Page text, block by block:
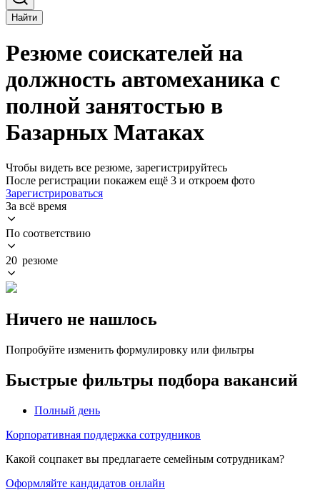
Найти
Резюме соискателей на
должность автомеханика с
полной занятостью в
Базарных Матаках
Чтобы видеть все резюме, зарегистрируйтесь
После регистрации покажем ещё 3 и откроем фото
Зарегистрироваться
За всё время
По соответствию
20 резюме
Ничего не нашлось
Попробуйте изменить формулировку или фильтры
Быстрые фильтры подбора вакансий
Полный день
Корпоративная поддержка сотрудников
Какой соцпакет вы предлагаете семейным сотрудникам?
Оформляйте кандидатов онлайн